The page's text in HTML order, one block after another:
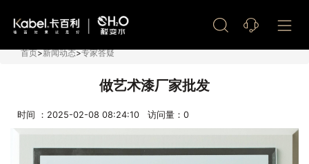
首页>新闻动态>专家答疑
做艺术漆厂家批发
时间 ：2025-02-08 08:24:10 访问量： 0